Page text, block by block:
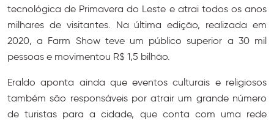
tecnológica de Primavera do Leste e atrai todos os anos
milhares de visitantes. Na última edição, realizada em
2020, a Farm Show teve um público superior a 30 mil
pessoas e movimentou R$ 1,5 bilhão.
Eraldo aponta ainda que eventos culturais e religiosos
também são responsáveis por atrair um grande número
de turistas para a cidade, que conta com uma rede